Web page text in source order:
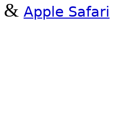
& Apple Safari